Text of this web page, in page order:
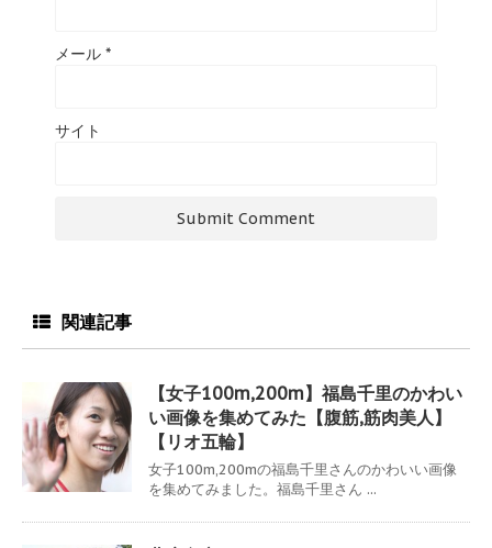
メール *
サイト
関連記事
【女子100m,200m】福島千里のかわい
い画像を集めてみた【腹筋,筋肉美人】
【リオ五輪】
女子100m,200mの福島千里さんのかわいい画像
を集めてみました。福島千里さん ...